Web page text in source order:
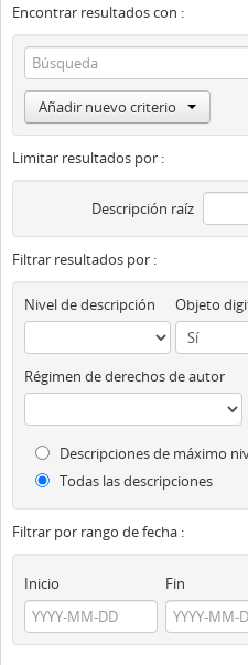
Encontrar resultados con :
Añadir nuevo criterio
Limitar resultados por :
Descripción raíz
Filtrar resultados por :
Nivel de descripción
Régimen de derechos de autor
Descripciones de máximo
Todas las descripciones
Filtrar por rango de fecha :
Inicio Fin